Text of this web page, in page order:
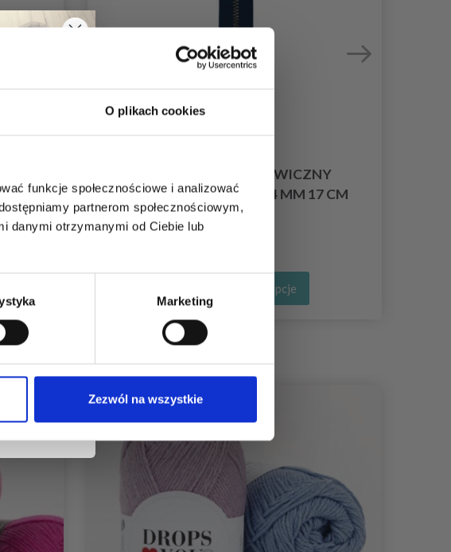
O plikach cookies
funkcje społecznościowe i analizować
partnerom społecznościowym,
danymi otrzymanymi od Ciebie lub
Marketing
Zezwól na wszystkie
CM
YKK ZAMEK BŁYSKAWICZNY
ANTYCZNY MOSIĄDZ 4 MM 17 CM
18,80 zł
Zobacz wszystkie opcje
druty i